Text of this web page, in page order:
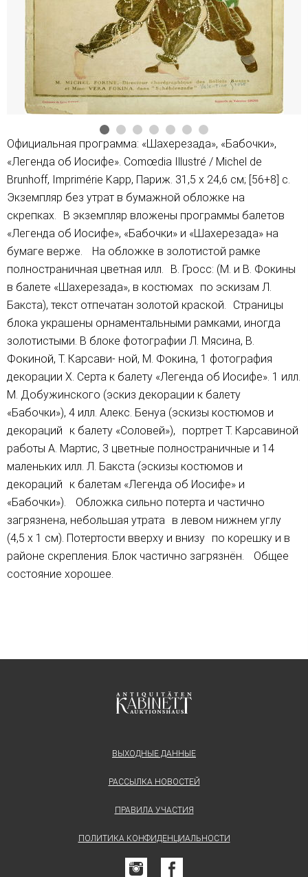
Официальная программа: «Шахерезада», «Бабочки»,
«Легенда об Иосифе». Comœdia Illustré / Michel de
Brunhoff, Imprimérie Kapp, Париж. 31,5 x 24,6 см; [56+8] с.
Экземпляр без утрат в бумажной обложке на
скрепках. В экземпляр вложены программы балетов
«Легенда об Иосифе», «Бабочки» и «Шахерезада» на
бумаге верже. На обложке в золотистой рамке
полностраничная цветная илл. В. Гросс: (M. и В. Фокины
в балете «Шахерезада», в костюмах по эскизам Л.
Бакста), текст отпечатан золотой краской. Страницы
блока украшены орнаментальными рамками, иногда
золотистыми. В блоке фотографии Л. Мясина, В.
Фокиной, Т. Карсави- ной, М. Фокина, 1 фотография
декорации Х. Серта к балету «Легенда об Иосифе». 1 илл.
М. Добужинского (эскиз декорации к балету
«Бабочки»), 4 илл. Алекс. Бенуа (эскизы костюмов и
декораций к балету «Соловей»), портрет Т. Карсавиной
работы А. Мартис, 3 цветные полностраничные и 14
маленьких илл. Л. Бакста (эскизы костюмов и
декораций к балетам «Легенда об Иосифе» и
«Бабочки»). Обложка сильно потерта и частично
загрязнена, небольшая утрата в левом нижнем углу
(4,5 х 1 см). Потертости вверху и внизу по корешку и в
районе скрепления. Блок частично загрязнён. Общее
состояние хорошее.
ВЫХОДНЫЕ ДАННЫЕ
РАССЫЛКА НОВОСТЕЙ
ПРАВИЛА УЧАСТИЯ
ПОЛИТИКА КОНФИДЕНЦИАЛЬНОСТИ